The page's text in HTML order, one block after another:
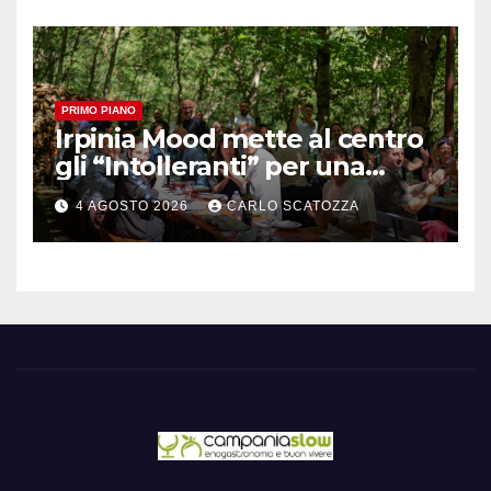
PRIMO PIANO
Irpinia Mood mette al centro
gli “Intolleranti” per una
rivoluzione sostenibile del
cibo
4 AGOSTO 2026 CARLO SCATOZZA